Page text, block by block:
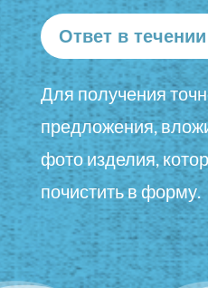
Ответ в течении
Для получения
предложения,
фото изделия,
почистить в форму.